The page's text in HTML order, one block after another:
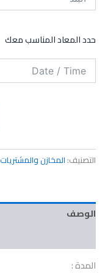
حدد المعاد المناسب معك
التصنيف: المخازن والمشتريات
الوصف
المدة :